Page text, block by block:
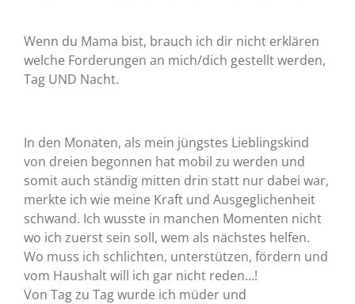
Wenn du Mama bist, brauch ich dir nicht erklären
welche Forderungen an mich/dich gestellt werden,
Tag UND Nacht.
In den Monaten, als mein jüngstes Lieblingskind
von dreien begonnen hat mobil zu werden und
somit auch ständig mitten drin statt nur dabei war,
merkte ich wie meine Kraft und Ausgeglichenheit
schwand. Ich wusste in manchen Momenten nicht
wo ich zuerst sein soll, wem als nächstes helfen.
Wo muss ich schlichten, unterstützen, fördern und
vom Haushalt will ich gar nicht reden…!
Von Tag zu Tag wurde ich müder und